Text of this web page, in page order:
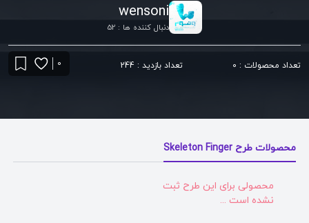
wensoni
دنبال کننده ها : 52
تعداد محصولات : 0 تعداد بازدید : 244 0
محصولات طرح Skeleton Finger
محصولی برای این طرح ثبت
نشده است ...